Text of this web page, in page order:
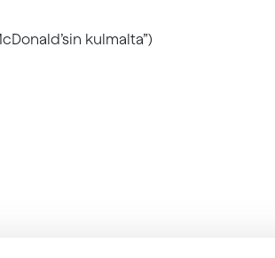
kulmalta”)